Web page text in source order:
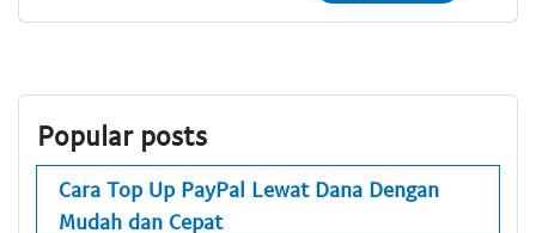
Popular posts
Cara Top Up PayPal Lewat Dana Dengan
Mudah dan Cepat